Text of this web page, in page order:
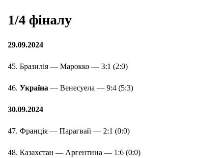
1/4 фіналу
29.09.2024
45. Бразилія — Марокко — 3:1 (2:0)
46. Україна — Венесуела — 9:4 (5:3)
30.09.2024
47. Франція — Парагвай — 2:1 (0:0)
48. Казахстан — Аргентина — 1:6 (0:0)